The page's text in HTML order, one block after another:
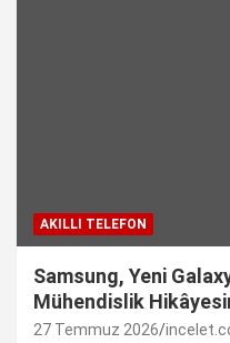
AKILLI TELEFON
Samsung, Yeni
Mühendislik
27 Temmuz 2026